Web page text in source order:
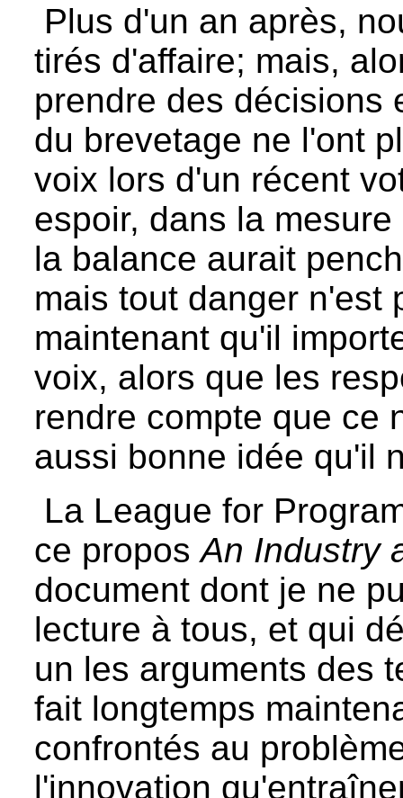
Plus d'un an après,
tirés d'affaire; mais,
prendre des décisions
du brevetage ne l'ont
voix lors d'un récent
espoir, dans la
la balance aurait
mais tout danger n'est
maintenant qu'il
voix, alors que les
rendre compte que ce
aussi bonne idée qu'il
La League for
ce proposAn Industry
document dont je ne
lecture à tous, et qui
un les arguments des
fait longtemps
confrontés au
l'innovation